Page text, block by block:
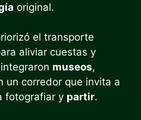
original.
el transporte
aliviar cuestas y
museos,
un corredor que invita a
fotografiar y partir.